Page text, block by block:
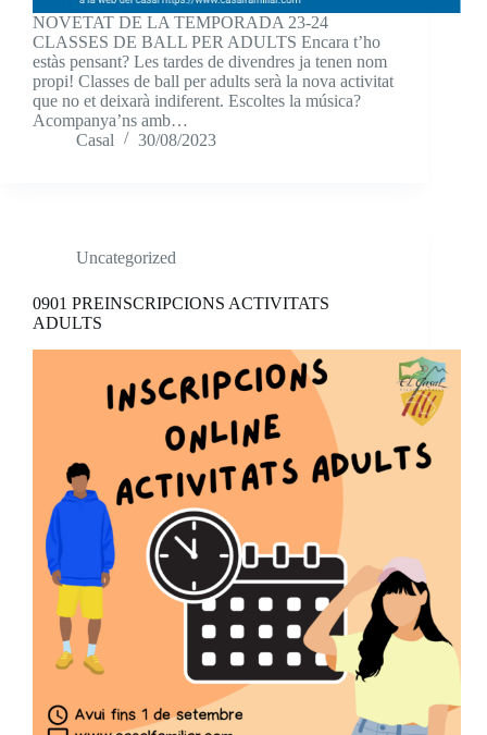
NOVETAT DE LA TEMPORADA 23-24
CLASSES DE BALL PER ADULTS Encara t’ho
estàs pensant? Les tardes de divendres ja tenen nom
propi! Classes de ball per adults serà la nova activitat
que no et deixarà indiferent. Escoltes la música?
Acompanya’ns amb…
Casal
30/08/2023
Uncategorized
0901 PREINSCRIPCIONS ACTIVITATS
ADULTS